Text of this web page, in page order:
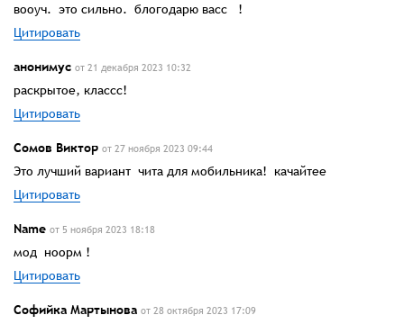
вооуч. это сильно. блогодарю васс !
Цитировать
анонимус от 21 декабря 2023 10:32
раскрытое, классс!
Цитировать
Сомов Виктор от 27 ноября 2023 09:44
Это лучший вариант чита для мобильника! качайтее
Цитировать
Name от 5 ноября 2023 18:18
мод ноорм !
Цитировать
Софийка Мартынова от 28 октября 2023 17:09